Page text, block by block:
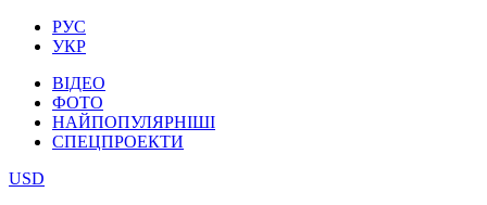
РУС
УКР
ВІДЕО
ФОТО
НАЙПОПУЛЯРНІШІ
СПЕЦПРОЕКТИ
USD